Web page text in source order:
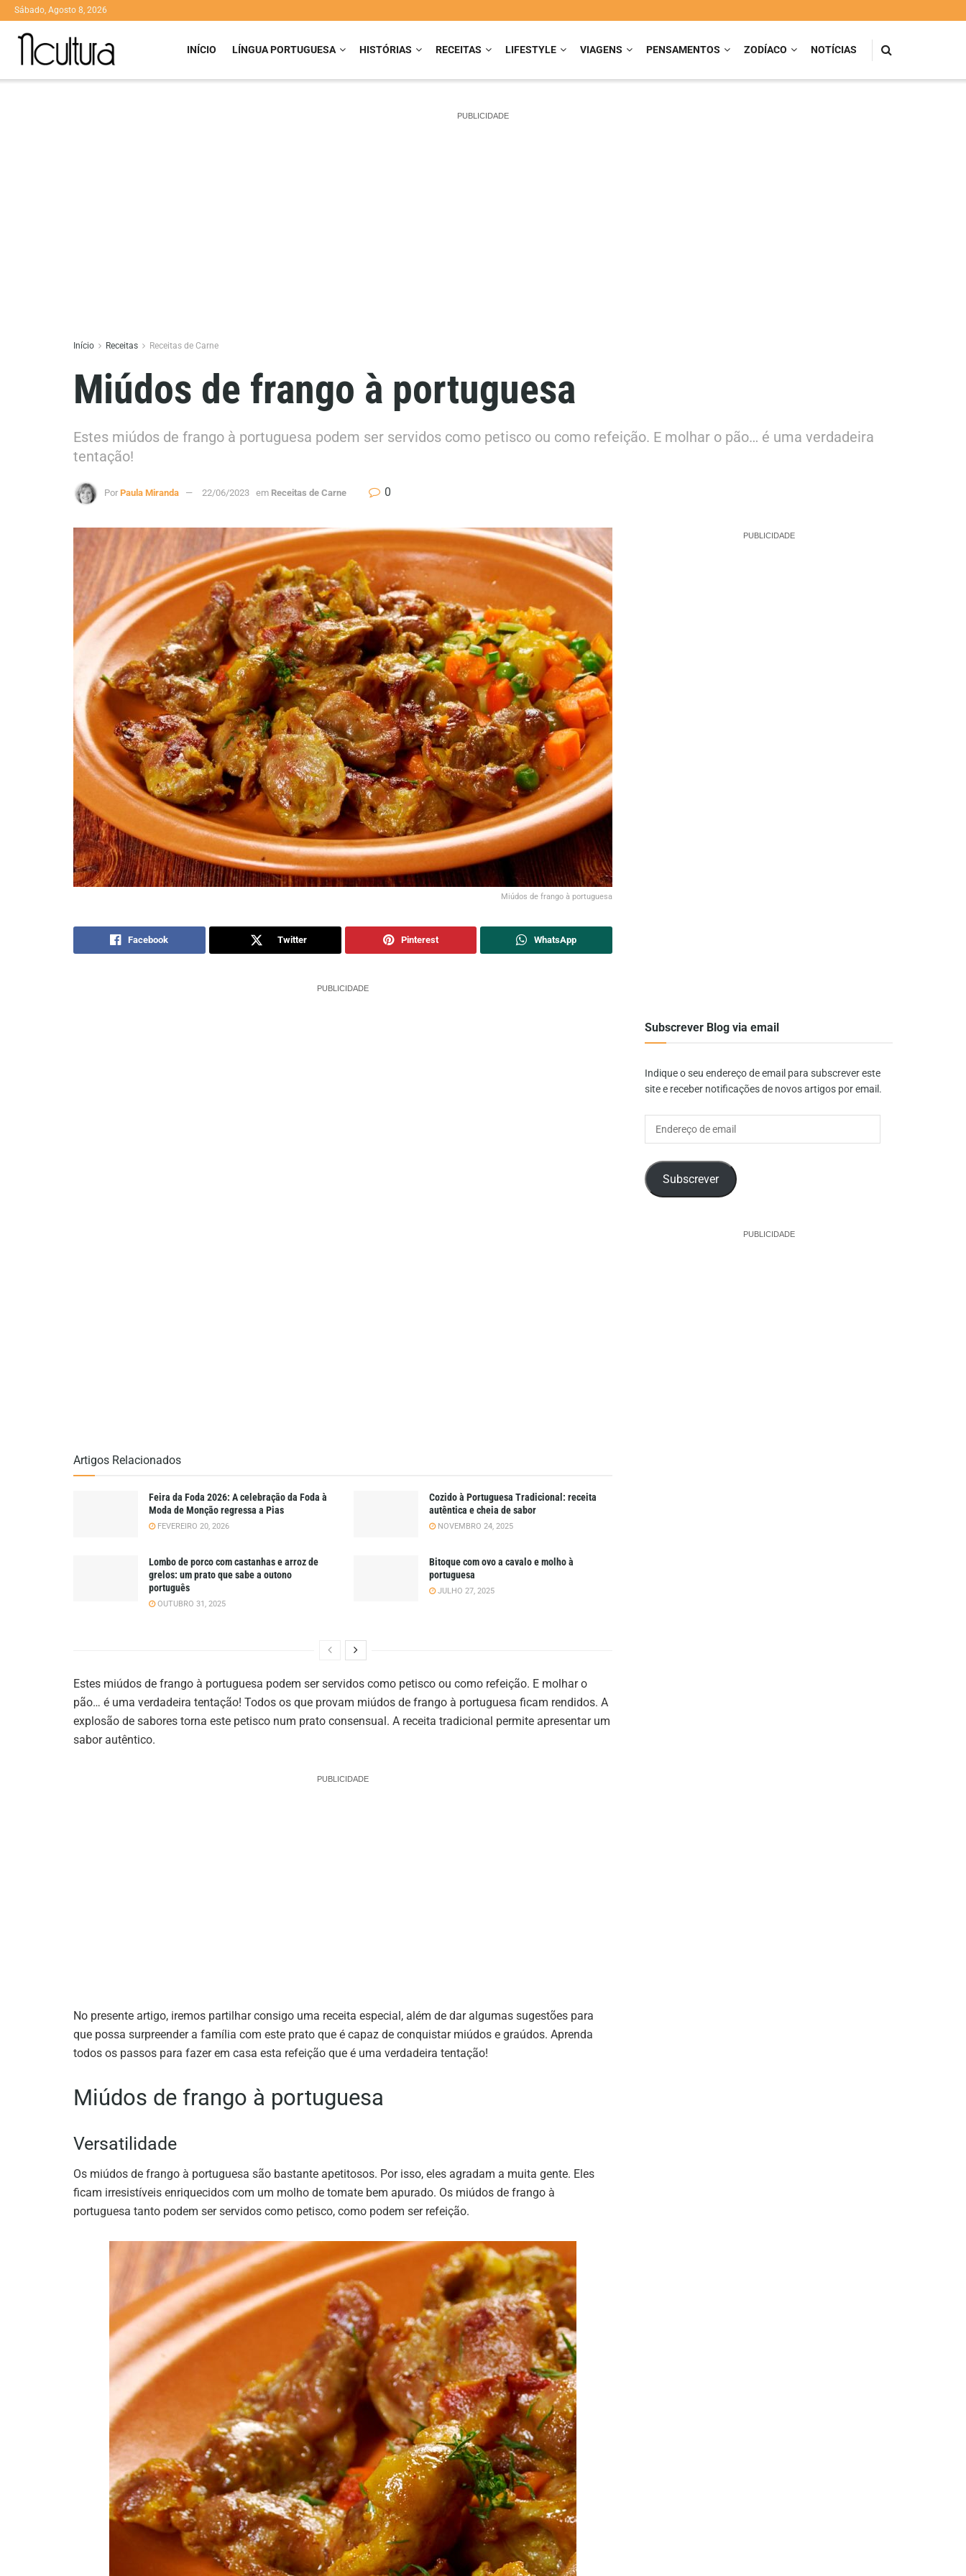
Sábado, Agosto 8, 2026
INÍCIO LÍNGUA PORTUGUESA HISTÓRIAS RECEITAS LIFESTYLE VIAGENS PENSAMENTOS ZODÍACO NOTÍCIAS
PUBLICIDADE
Início Receitas Receitas de Carne
Miúdos de frango à portuguesa
Estes miúdos de frango à portuguesa podem ser servidos como petisco ou como refeição. E molhar o pão… é uma verdadeira
tentação!
Por Paula Miranda 22/06/2023 em Receitas de Carne 0
Miúdos de frango à portuguesa
Facebook Twitter Pinterest WhatsApp
PUBLICIDADE
Artigos Relacionados
Feira da Foda 2026: A celebração da Foda à
Moda de Monção regressa a Pias
FEVEREIRO 20, 2026
Cozido à Portuguesa Tradicional: receita
autêntica e cheia de sabor
NOVEMBRO 24, 2025
Lombo de porco com castanhas e arroz de
grelos: um prato que sabe a outono
português
OUTUBRO 31, 2025
Bitoque com ovo a cavalo e molho à
portuguesa
JULHO 27, 2025
Estes miúdos de frango à portuguesa podem ser servidos como petisco ou como refeição. E molhar o
pão… é uma verdadeira tentação! Todos os que provam miúdos de frango à portuguesa ficam rendidos. A
explosão de sabores torna este petisco num prato consensual. A receita tradicional permite apresentar um
sabor autêntico.
PUBLICIDADE
No presente artigo, iremos partilhar consigo uma receita especial, além de dar algumas sugestões para
que possa surpreender a família com este prato que é capaz de conquistar miúdos e graúdos. Aprenda
todos os passos para fazer em casa esta refeição que é uma verdadeira tentação!
Miúdos de frango à portuguesa
Versatilidade
Os miúdos de frango à portuguesa são bastante apetitosos. Por isso, eles agradam a muita gente. Eles
ficam irresistíveis enriquecidos com um molho de tomate bem apurado. Os miúdos de frango à
portuguesa tanto podem ser servidos como petisco, como podem ser refeição.
PUBLICIDADE
Subscrever Blog via email
Indique o seu endereço de email para subscrever este
site e receber notificações de novos artigos por email.
Subscrever
PUBLICIDADE